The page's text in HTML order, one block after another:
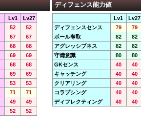
Lv1
Lv27
52
52
67
67
68
68
69
69
68
68
69
69
53
53
71
71
49
49
52 52
ディフェンス能力値
Lv1
Lv27
ディフェンスセンス
79
79
ボール奪取
82
82
アグレッシブネス
82
82
守備意識
80
80
GKセンス
40
40
キャッチング
40
40
クリアリング
40
40
コラプシング
40
40
ディフレクティング
40 40